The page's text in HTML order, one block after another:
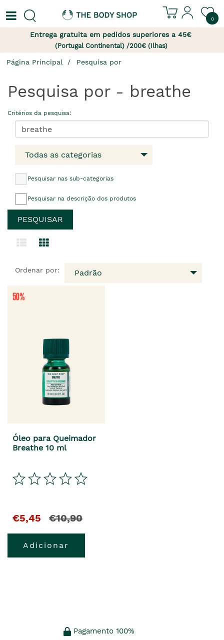
0
Entrega gratuita em pedidos superiores a 45€
(Portugal Continental) /200€ (Ilhas)
Página Principal Pesquisa por
Pesquisa por - breathe
Critérios da pesquisa:
Todas as categorias
Pesquisar nas sub-categorias
Pesquisar na descrição dos produtos
Ordenar por: Padrão
Óleo para Queimador
Breathe 10 ml
€5,45 €10,90
Adicionar
Pagamento 100%